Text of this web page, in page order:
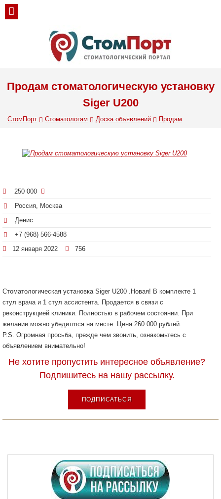
Продам стоматологическую установку
Siger U200
СтомПорт Стоматологам Доска объявлений Продам
250 000
Россия, Москва
Денис
+7 (968) 566-4588
12 января 2022
756
Стоматологическая установка Siger U200 .Новая! В комплекте 1
стул врача и 1 стул ассистента. Продается в связи с
реконструкцией клиники. Полностью в рабочем состоянии. При
желании можно убедитmся на месте. Цена 260 000 рублей.
P.S. Огромная просьба, прежде чем звонить, ознакомьтесь с
объявлением внимательно!
Не хотите пропустить интересное объявление?
Подпишитесь на нашу рассылку.
ПОДПИСАТЬСЯ